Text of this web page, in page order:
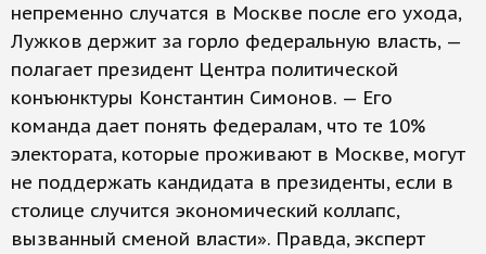
непременно случатся в Москве после его ухода,
Лужков держит за горло федеральную власть, —
полагает президент Центра политической
конъюнктуры Константин Симонов. — Его
команда дает понять федералам, что те 10%
электората, которые проживают в Москве, могут
не поддержать кандидата в президенты, если в
столице случится экономический коллапс,
вызванный сменой власти». Правда, эксперт